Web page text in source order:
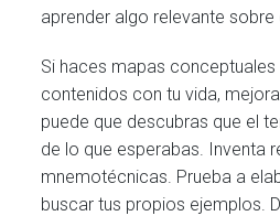
aprender algo relevante sobre
Si haces mapas
contenidos con tu vida,
puede que descubras que el
de lo que esperabas. Inventa
mnemotécnicas. Prueba a
buscar tus propios ejemplos.